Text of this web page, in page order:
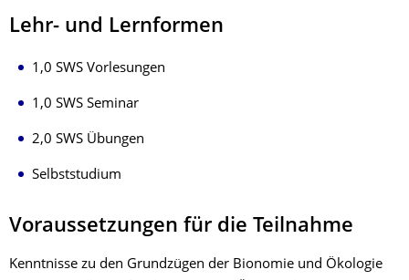
Lehr- und Lernformen
1,0 SWS Vorlesungen
1,0 SWS Seminar
2,0 SWS Übungen
Selbststudium
Voraussetzungen für die Teilnahme
Kenntnisse zu den Grundzügen der Bionomie und Ökologie